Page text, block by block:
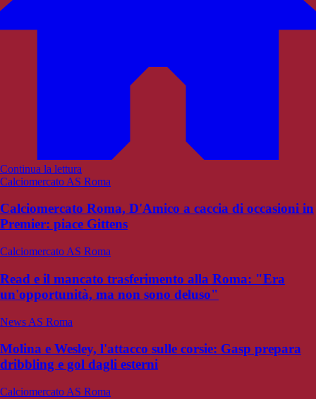
Continua la lettura
Calciomercato AS Roma
Calciomercato Roma, D'Amico a caccia di occasioni in
Premier: piace Gittens
Calciomercato AS Roma
Read e il mancato trasferimento alla Roma: "Era
un'opportunità, ma non sono deluso"
News AS Roma
Molina e Wesley, l'attacco sulle corsie: Gasp prepara
dribbling e gol dagli esterni
Calciomercato AS Roma